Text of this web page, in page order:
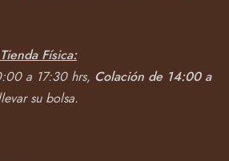
Física:
a 17:30 hrs, Colación de 14:00 a
su bolsa.